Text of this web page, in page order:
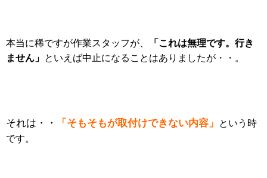
本当に稀ですが作業スタッフが、
「これは無理です。行き
ません」 といえば中止になることはありましたが・・。
それは・・ 「そもそもが取付けできない内容」 という時
です。